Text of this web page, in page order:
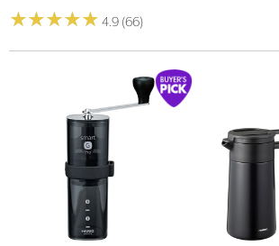
★★★★★
★★★★★ 4.9 (66)